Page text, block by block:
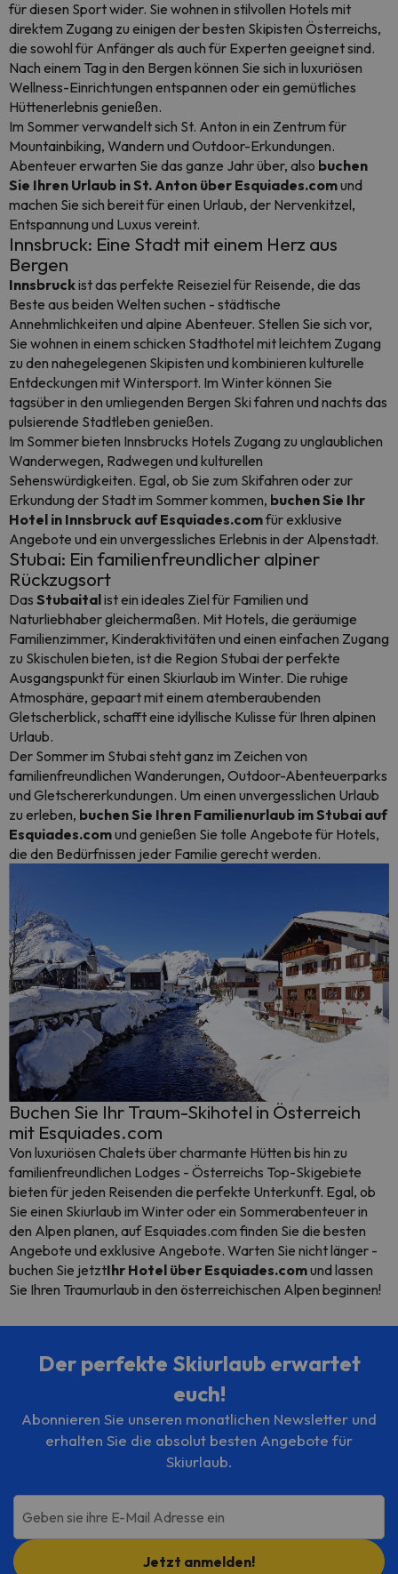
für diesen Sport wider. Sie wohnen in stilvollen Hotels mit
direktem Zugang zu einigen der besten Skipisten Österreichs,
die sowohl für Anfänger als auch für Experten geeignet sind.
Nach einem Tag in den Bergen können Sie sich in luxuriösen
Wellness-Einrichtungen entspannen oder ein gemütliches
Hüttenerlebnis genießen.
Im Sommer verwandelt sich St. Anton in ein Zentrum für
Mountainbiking, Wandern und Outdoor-Erkundungen.
Abenteuer erwarten Sie das ganze Jahr über, also buchen
Sie Ihren Urlaub in St. Anton über Esquiades.comund
machen Sie sich bereit für einen Urlaub, der Nervenkitzel,
Entspannung und Luxus vereint.
Innsbruck: Eine Stadt mit einem Herz aus
Bergen
Innsbruckist das perfekte Reiseziel für Reisende, die das
Beste aus beiden Welten suchen - städtische
Annehmlichkeiten und alpine Abenteuer. Stellen Sie sich vor,
Sie wohnen in einem schicken Stadthotel mit leichtem Zugang
zu den nahegelegenen Skipisten und kombinieren kulturelle
Entdeckungen mit Wintersport. Im Winter können Sie
tagsüber in den umliegenden Bergen Ski fahren und nachts das
pulsierende Stadtleben genießen.
Im Sommer bieten Innsbrucks Hotels Zugang zu unglaublichen
Wanderwegen, Radwegen und kulturellen
Sehenswürdigkeiten. Egal, ob Sie zum Skifahren oder zur
Erkundung der Stadt im Sommer kommen, buchen Sie Ihr
Hotel in Innsbruck auf Esquiades.comfür exklusive
Angebote und ein unvergessliches Erlebnis in der Alpenstadt.
Stubai: Ein familienfreundlicher alpiner
Rückzugsort
Das Stubaitalist ein ideales Ziel für Familien und
Naturliebhaber gleichermaßen. Mit Hotels, die geräumige
Familienzimmer, Kinderaktivitäten und einen einfachen Zugang
zu Skischulen bieten, ist die Region Stubai der perfekte
Ausgangspunkt für einen Skiurlaub im Winter. Die ruhige
Atmosphäre, gepaart mit einem atemberaubenden
Gletscherblick, schafft eine idyllische Kulisse für Ihren alpinen
Urlaub.
Der Sommer im Stubai steht ganz im Zeichen von
familienfreundlichen Wanderungen, Outdoor-Abenteuerparks
und Gletschererkundungen. Um einen unvergesslichen Urlaub
zu erleben, buchen Sie Ihren Familienurlaub im Stubai auf
Esquiades.comund genießen Sie tolle Angebote für Hotels,
die den Bedürfnissen jeder Familie gerecht werden.
Buchen Sie Ihr Traum-Skihotel in Österreich
mit Esquiades.com
Von luxuriösen Chalets über charmante Hütten bis hin zu
familienfreundlichen Lodges - Österreichs Top-Skigebiete
bieten für jeden Reisenden die perfekte Unterkunft. Egal, ob
Sie einen Skiurlaub im Winter oder ein Sommerabenteuer in
den Alpen planen, auf Esquiades.com finden Sie die besten
Angebote und exklusive Angebote. Warten Sie nicht länger -
buchen Sie jetztIhr Hotel über Esquiades.comund lassen
Sie Ihren Traumurlaub in den österreichischen Alpen beginnen!
Der perfekte Skiurlaub erwartet
euch!
Abonnieren Sie unseren monatlichen Newsletter und
erhalten Sie die absolut besten Angebote für
Skiurlaub.
Geben sie ihre E-Mail Adresse ein
Jetzt anmelden!